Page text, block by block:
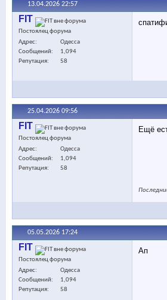
13.04.2026 22:57
FIT
Постоялец форума
Адрес
Одесса
Сообщений
1,094
Репутация
58
25.04.2026 09:56
FIT
Постоялец форума
Адрес
Одесса
Сообщений
1,094
Репутация
58
Ещё
05.05.2026 17:24
FIT
Постоялец форума
Адрес
Одесса
Сообщений
1,094
Репутация
58
Ап